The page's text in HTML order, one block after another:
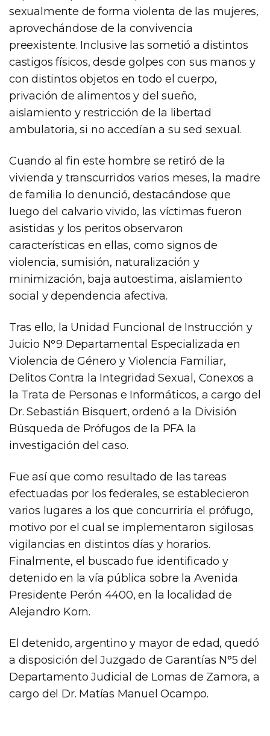
sexualmente de forma violenta de las mujeres,
aprovechándose de la convivencia
preexistente. Inclusive las sometió a distintos
castigos físicos, desde golpes con sus manos y
con distintos objetos en todo el cuerpo,
privación de alimentos y del sueño,
aislamiento y restricción de la libertad
ambulatoria, si no accedían a su sed sexual.
Cuando al fin este hombre se retiró de la
vivienda y transcurridos varios meses, la madre
de familia lo denunció, destacándose que
luego del calvario vivido, las víctimas fueron
asistidas y los peritos observaron
características en ellas, como signos de
violencia, sumisión, naturalización y
minimización, baja autoestima, aislamiento
social y dependencia afectiva.
Tras ello, la Unidad Funcional de Instrucción y
Juicio N°9 Departamental Especializada en
Violencia de Género y Violencia Familiar,
Delitos Contra la Integridad Sexual, Conexos a
la Trata de Personas e Informáticos, a cargo del
Dr. Sebastián Bisquert, ordenó a la División
Búsqueda de Prófugos de la PFA la
investigación del caso.
Fue así que como resultado de las tareas
efectuadas por los federales, se establecieron
varios lugares a los que concurriría el prófugo,
motivo por el cual se implementaron sigilosas
vigilancias en distintos días y horarios.
Finalmente, el buscado fue identificado y
detenido en la vía pública sobre la Avenida
Presidente Perón 4400, en la localidad de
Alejandro Korn.
El detenido, argentino y mayor de edad, quedó
a disposición del Juzgado de Garantías N°5 del
Departamento Judicial de Lomas de Zamora, a
cargo del Dr. Matías Manuel Ocampo.